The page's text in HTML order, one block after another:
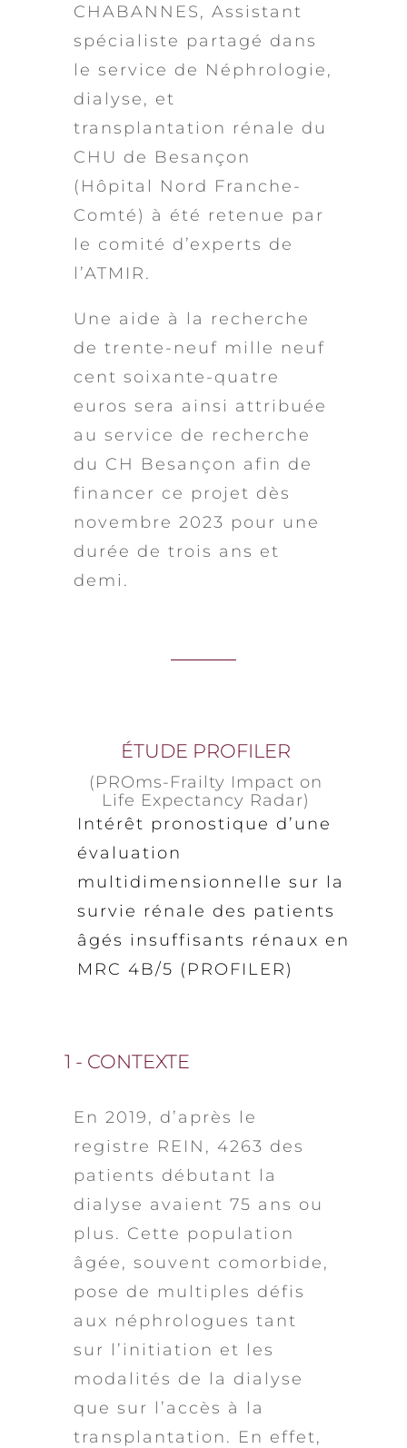
CHABANNES, Assistant
spécialiste partagé dans
le service de Néphrologie,
dialyse, et
transplantation rénale du
CHU de Besançon
(Hôpital Nord Franche-
Comté) à été retenue par
le comité d’experts de
l’ATMIR.
Une aide à la recherche
de trente-neuf mille neuf
cent soixante-quatre
euros sera ainsi attribuée
au service de recherche
du CH Besançon afin de
financer ce projet dès
novembre 2023 pour une
durée de trois ans et
demi.
ÉTUDE PROFILER
(PROms-Frailty Impact on
Life Expectancy Radar)
Intérêt pronostique d’une
évaluation
multidimensionnelle sur la
survie rénale des patients
âgés insuffisants rénaux en
MRC 4B/5 (PROFILER)
1 - CONTEXTE
En 2019, d’après le
registre REIN, 4263 des
patients débutant la
dialyse avaient 75 ans ou
plus. Cette population
âgée, souvent comorbide,
pose de multiples défis
aux néphrologues tant
sur l’initiation et les
modalités de la dialyse
que sur l’accès à la
transplantation. En effet,